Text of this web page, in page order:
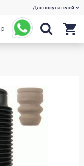
Для покупателей